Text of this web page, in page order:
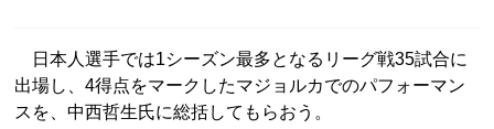
日本人選手では1シーズン最多となるリーグ戦35試合に
出場し、4得点をマークしたマジョルカでのパフォーマン
スを、中西哲生氏に総括してもらおう。